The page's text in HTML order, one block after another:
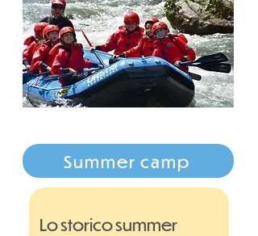
Summer camp
Lo storico summer